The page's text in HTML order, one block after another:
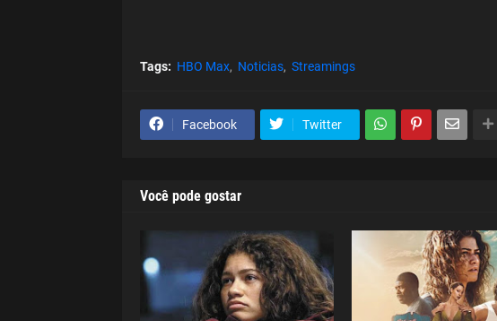
Tags: HBO Max Noticias Streamings
Facebook Twitter
Você pode gostar